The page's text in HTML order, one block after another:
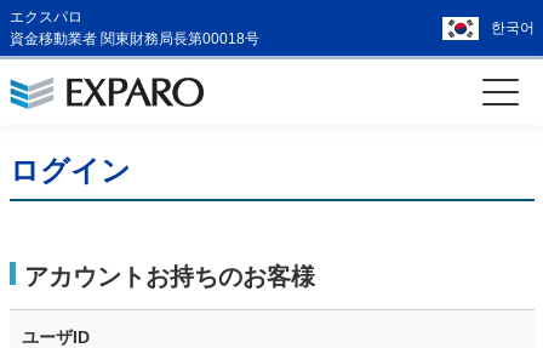
エクスパロ
資金移動業者 関東財務局長第00018号
한국어
ログイン
アカウントお持ちのお客様
ユーザID